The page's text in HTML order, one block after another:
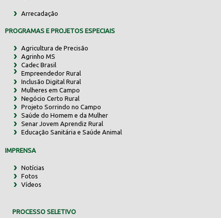
Arrecadação
PROGRAMAS E PROJETOS ESPECIAIS
Agricultura de Precisão
Agrinho MS
Cadec Brasil
Empreendedor Rural
Inclusão Digital Rural
Mulheres em Campo
Negócio Certo Rural
Projeto Sorrindo no Campo
Saúde do Homem e da Mulher
Senar Jovem Aprendiz Rural
Educação Sanitária e Saúde Animal
IMPRENSA
Notícias
Fotos
Vídeos
PROCESSO SELETIVO